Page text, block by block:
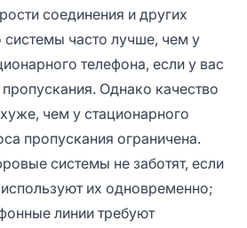
соединения и других
системы часто лучше, чем у
телефона, если у вас
Однако качество
чем у стационарного
пропускания ограничена.
системы не заботят, если
их одновременно;
линии требуют